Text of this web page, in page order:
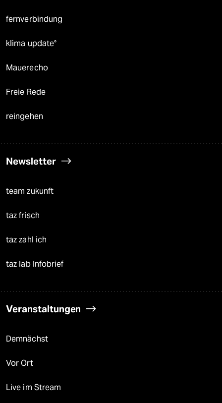
fernverbindung
klima update°
Mauerecho
Freie Rede
reingehen
Newsletter
team zukunft
taz frisch
taz zahl ich
taz lab Infobrief
Veranstaltungen
Demnächst
Vor Ort
Live im Stream